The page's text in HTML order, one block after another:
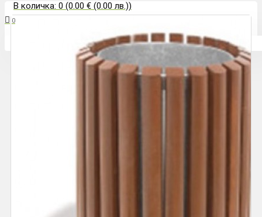
В количка: 0 (0.00 € (0.00 лв.))
0
Количката ви е празна